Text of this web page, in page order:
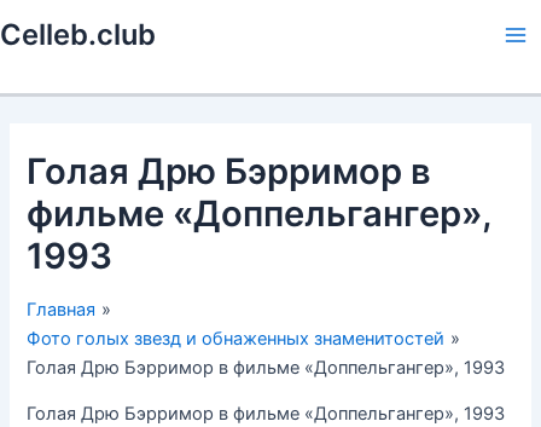
кCelleb.club
Голая Дрю Бэрримор в
фильме «Доппельгангер»,
1993
Главная
Фото голых звезд и обнаженных знаменитостей
Голая Дрю Бэрримор в фильме «Доппельгангер», 1993
Голая Дрю Бэрримор в фильме «Доппельгангер», 1993